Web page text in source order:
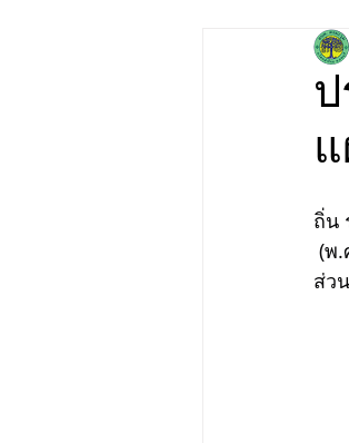
กิจกรรมทั่วไป
ฝ่ายป้องกันแ
ถิ่น
(พ
ส่ว